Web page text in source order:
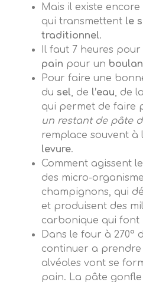
Mais il existe encore
qui transmettent le
traditionnel.
Il faut 7 heures
pain pour un
Pour faire une
du sel , de l’eau , de la
qui permet de faire
un restant de pâte
remplace souvent
levure.
Comment agissent
des micro-
champignons, qui
et produisent des
carbonique qui font
Dans le four à 270°
continuer a prendre
alvéoles vont se
pain. La pâte gonfle